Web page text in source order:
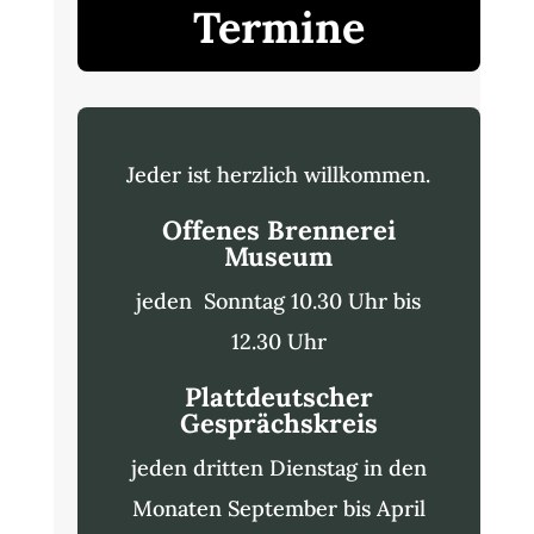
Termine
Jeder ist herzlich willkommen.
Offenes Brennerei
Museum
jeden Sonntag 10.30 Uhr bis
12.30 Uhr
Plattdeutscher
Gesprächskreis
jeden dritten Dienstag in den
Monaten September bis April